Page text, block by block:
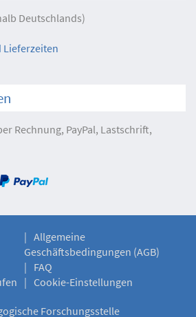
Deutschlands)
Lieferzeiten
Rechnung, PayPal, Lastschrift,
Allgemeine
Geschäftsbedingungen (AGB)
FAQ
Cookie-Einstellungen
Forschungsstelle